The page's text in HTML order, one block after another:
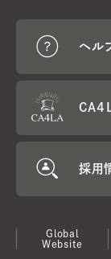
ヘル
採用
Global
Website